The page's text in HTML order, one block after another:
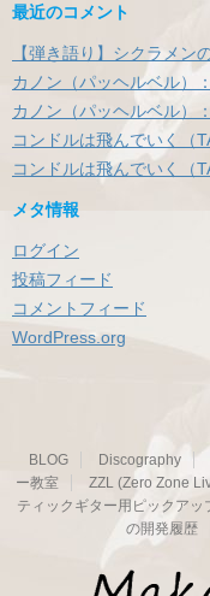
最近のコメント
【弾き語り】シクラメン
カノン（パッヘルベル）
カノン（パッヘルベル）
コンドルは飛んでいく（
コンドルは飛んでいく（
メタ情報
ログイン
投稿フィード
コメントフィード
WordPress.org
BLOG Discography
ー教室
ZZL (Zero Zone
ティックギター用ピックアッ
の開発履歴